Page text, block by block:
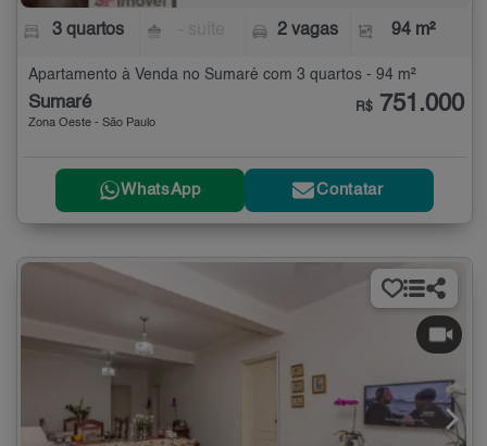
3 quartos 2 vagas 94 m²
Apartamento à Venda no Sumaré com 3 quartos - 94 m²
Sumaré
Zona Oeste - São Paulo
R$ 751.000
WhatsApp Contatar